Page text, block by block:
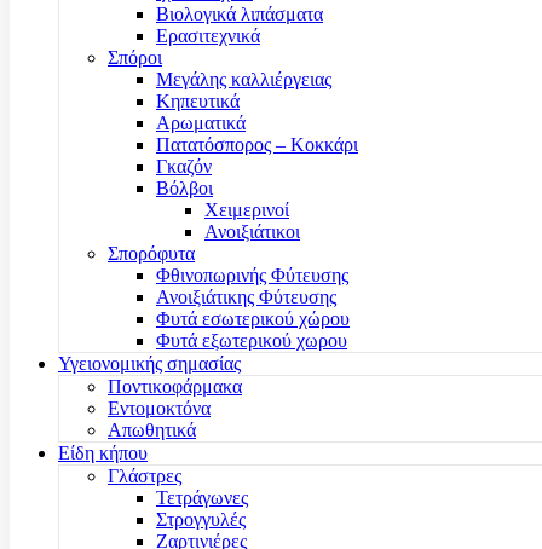
Βιολογικά λιπάσματα
Ερασιτεχνικά
Σπόροι
Μεγάλης καλλιέργειας
Κηπευτικά
Αρωματικά
Πατατόσπορος – Κοκκάρι
Γκαζόν
Βόλβοι
Χειμερινοί
Ανοιξιάτικοι
Σπορόφυτα
Φθινοπωρινής Φύτευσης
Ανοιξιάτικης Φύτευσης
Φυτά εσωτερικού χώρου
Φυτά εξωτερικού χωρου
Υγειονομικής σημασίας
Ποντικοφάρμακα
Εντομοκτόνα
Απωθητικά
Είδη κήπου
Γλάστρες
Τετράγωνες
Στρογγυλές
Ζαρτινιέρες